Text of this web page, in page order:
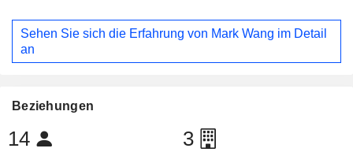
Sehen Sie sich die Erfahrung von Mark Wang im Detail
an
Beziehungen
14 3